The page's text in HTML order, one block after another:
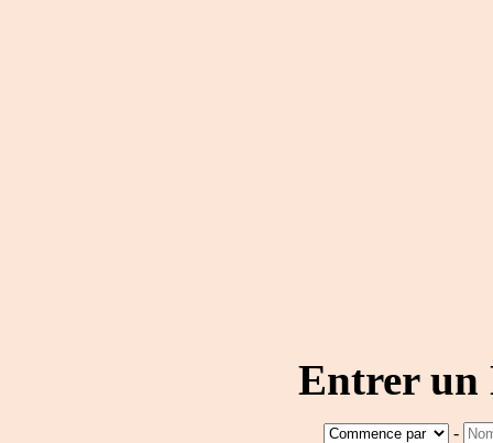
Entrer un
-